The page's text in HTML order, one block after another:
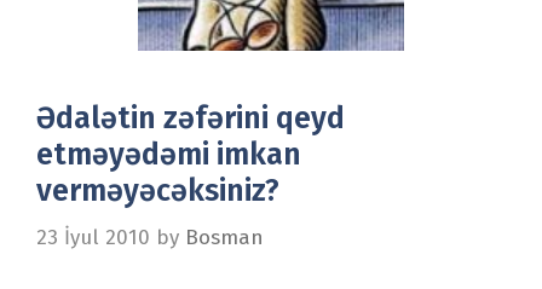
Ədalətin zəfərini qeyd
etməyədəmi imkan
verməyəcəksiniz?
23 İyul 2010 by Bosman